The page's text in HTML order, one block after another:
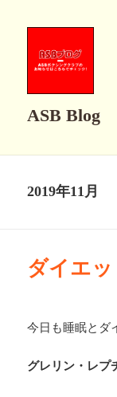
ASB Blog
2019年11月
ダイエ
今日も睡眠とダ
グレリン・レプ